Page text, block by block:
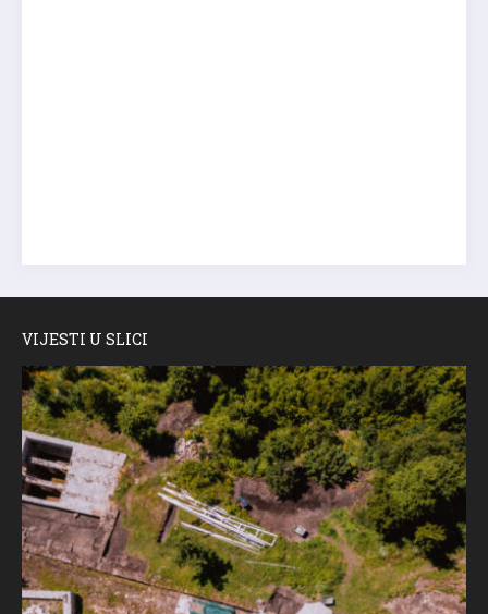
VIJESTI U SLICI